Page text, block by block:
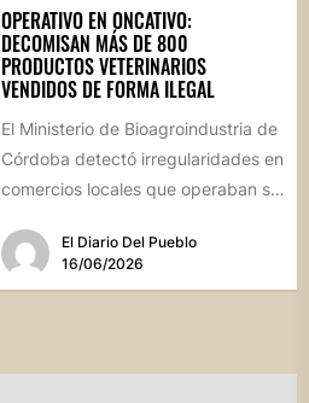
OPERATIVO EN ONCATIVO:
DECOMISAN MÁS DE 800
PRODUCTOS VETERINARIOS
VENDIDOS DE FORMA ILEGAL
El Ministerio de Bioagroindustria de
Córdoba detectó irregularidades en
comercios locales que operaban sin
poniendo en...El Diario Del Pueblo
16/06/2026